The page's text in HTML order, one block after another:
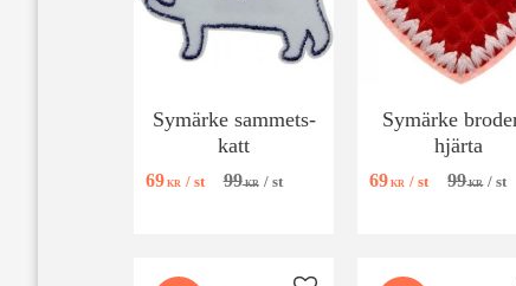
Symärke sammets-
katt
69KR / st 99KR / st
Symärke
hjärta
69 KR /st 99KR /st